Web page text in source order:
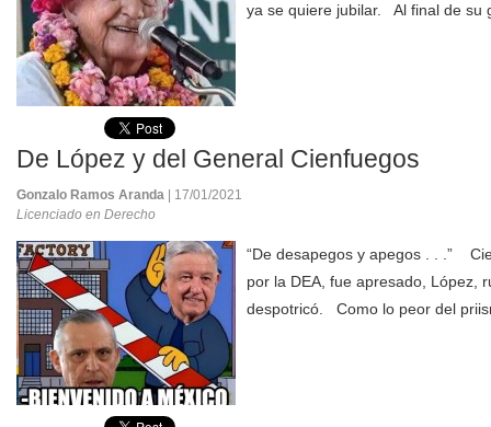
ya se quiere jubilar. Al final de su
De López y del General Cienfuegos
Gonzalo Ramos Aranda
| 17/01/2021
Licenciado en Derecho
“De desapegos y apegos . . .”
por la DEA, fue apresado, López,
despotricó. Como lo peor del